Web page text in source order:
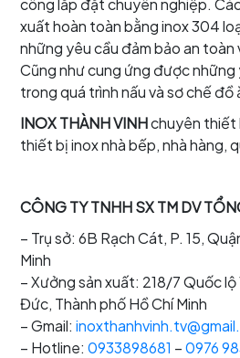
công lắp đặt chuyên nghiệp.
xuất hoàn toàn bằng inox 304
những yêu cầu đảm bảo an toàn
Cũng như cung ứng được
trong quá trình nấu và sơ chế đồ
INOX THÀNH VINHchuyên thiết
thiết bị inox nhà bếp, nhà hàng,
CÔNG TY TNHH SX TM DV
– Trụ sở: 6B Rạch Cát, P. 15,
Minh
– Xưởng sản xuất: 218/7 Quốc lộ
Đức, Thành phố Hồ Chí Minh
– Gmail:
– Hotline: 0933898681 –0976